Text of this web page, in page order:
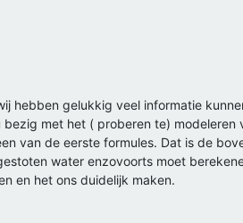
hebben gelukkig veel informatie
bezig met het ( proberen te)
van de eerste formules. Dat is de
water enzovoorts moet
en het ons duidelijk maken.